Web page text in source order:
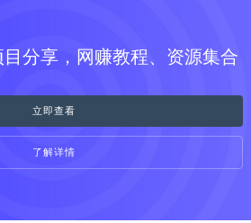
分享，网赚教程、资源集合
立即查看
了解详情